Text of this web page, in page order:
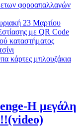
φοροαπαλλαγών
23 Μαρτίου
με QR Code
καταστήματος
κάρτες μπλουζάκια
Η μεγάλη